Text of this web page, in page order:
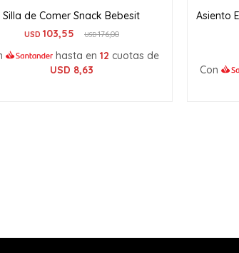
Silla de Comer Snack Bebesit
USD 103,55 USD176,00
hasta en 12 cuotas de
USD 8,63
Asiento
Con